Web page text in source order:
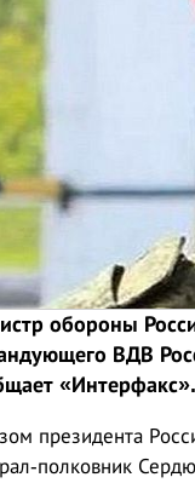
обороны
ВДВ
«Интерфакс».
президента
полковник